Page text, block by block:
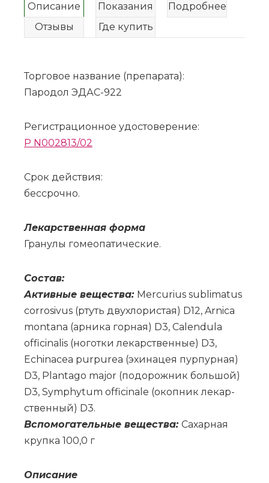
Описание Показания
Подробнее
Отзывы
Где купить
Торговое название (препарата):
Пародол ЭДАС-922
Регистрационное удостоверение:
P N002813/02
Срок действия:
бессрочно.
Ле­кар­ствен­ная фор­ма
Гра­ну­лы го­мео­па­ти­че­ские.
Со­став:
Ак­тив­ные ве­ще­ства: Mercurius sublimatus
corrosivus (ртуть двух­ло­ри­стая) D12, Arnica
montana (ар­ни­ка гор­ная) D3, Calendula
officinalis (но­гот­ки ле­кар­ствен­ные) D3,
Echinacea purpurea (эхи­на­цея пур­пур­ная)
D3, Plantago major (по­до­рож­ник боль­шой)
D3, Symphytum officinale (окоп­ник ле­кар­
ствен­ный) D3.
Вс­по­мо­га­тель­ные ве­ще­ства: Са­хар­ная
круп­ка 100,0 г
Опи­са­ние